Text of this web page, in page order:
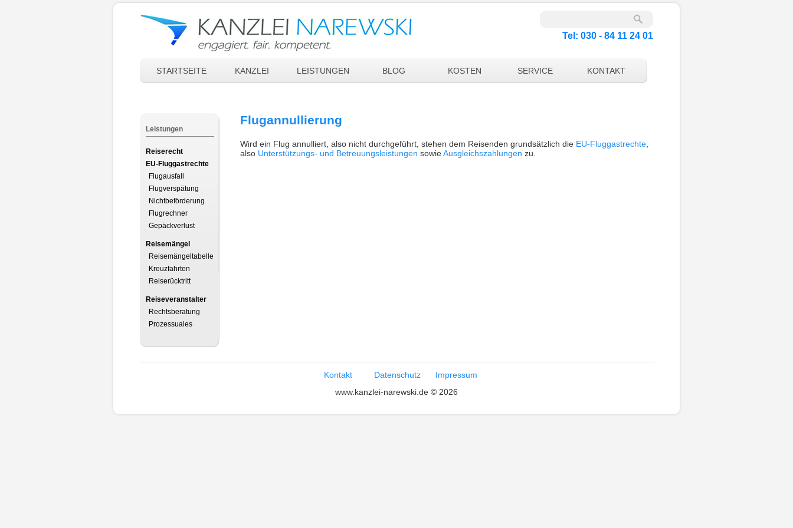
Tel: 030 - 84 11 24 01
STARTSEITE KANZLEI LEISTUNGEN BLOG KOSTEN SERVICE KONTAKT
Flugannullierung
Wird ein Flug annulliert, also nicht durchgeführt, stehen dem Reisenden grundsätzlich die EU-Fluggastrechte
also Unterstützungs- und Betreuungsleistungen sowieAusgleichszahlungen zu.
Leistungen
Reiserecht
EU-Fluggastrechte
Flugausfall
Flugverspätung
Nichtbeförderung
Flugrechner
Gepäckverlust
Reisemängel
Reisemängeltabelle
Kreuzfahrten
Reiserücktritt
Reiseveranstalter
Rechtsberatung
Prozessuales
Kontakt Datenschutz
Impressum
www.kanzlei-narewski.de © 2026